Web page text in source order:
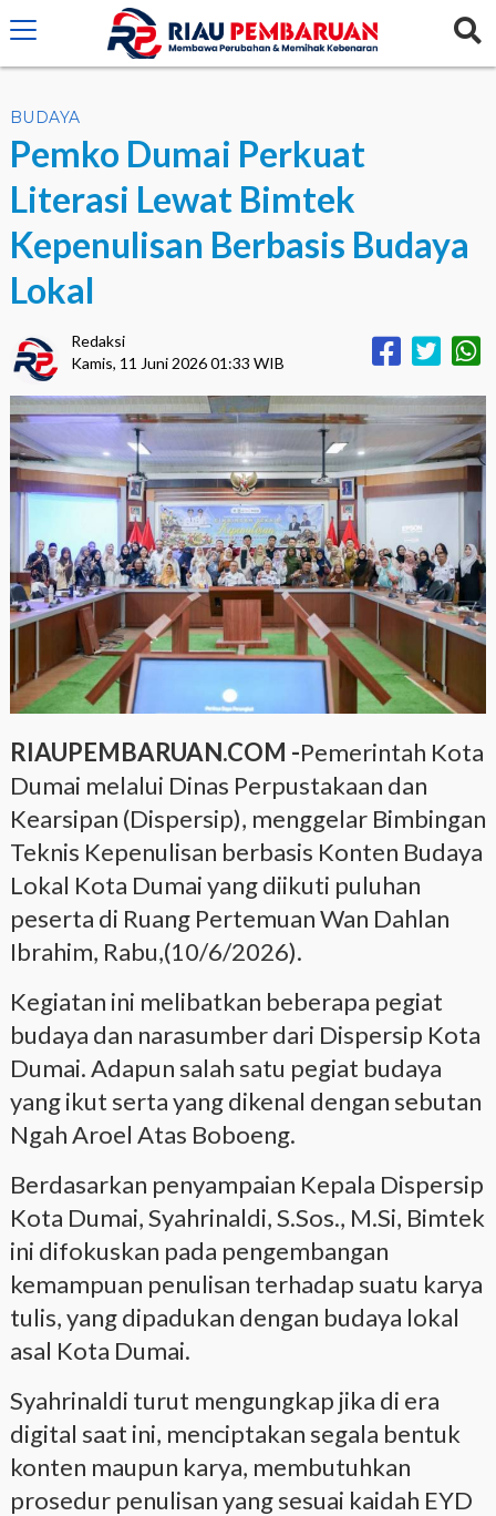
crossorigin="anonymous">
BUDAYA
Pemko Dumai Perkuat
Literasi Lewat Bimtek
Kepenulisan Berbasis Budaya
Lokal
Redaksi
Kamis, 11 Juni 2026 01:33 WIB
RIAUPEMBARUAN.COM -Pemerintah Kota
Dumai melalui Dinas Perpustakaan dan
Kearsipan (Dispersip), menggelar Bimbingan
Teknis Kepenulisan berbasis Konten Budaya
Lokal Kota Dumai yang diikuti puluhan
peserta di Ruang Pertemuan Wan Dahlan
Ibrahim, Rabu,(10/6/2026).
Kegiatan ini melibatkan beberapa pegiat
budaya dan narasumber dari Dispersip Kota
Dumai. Adapun salah satu pegiat budaya
yang ikut serta yang dikenal dengan sebutan
Ngah Aroel Atas Boboeng.
Berdasarkan penyampaian Kepala Dispersip
Kota Dumai, Syahrinaldi, S.Sos., M.Si, Bimtek
ini difokuskan pada pengembangan
kemampuan penulisan terhadap suatu karya
tulis, yang dipadukan dengan budaya lokal
asal Kota Dumai.
Syahrinaldi turut mengungkap jika di era
digital saat ini, menciptakan segala bentuk
konten maupun karya, membutuhkan
prosedur penulisan yang sesuai kaidah EYD